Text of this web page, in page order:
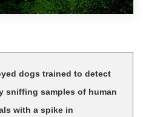
dogs trained to detect
sniffing samples of human
with a spike in